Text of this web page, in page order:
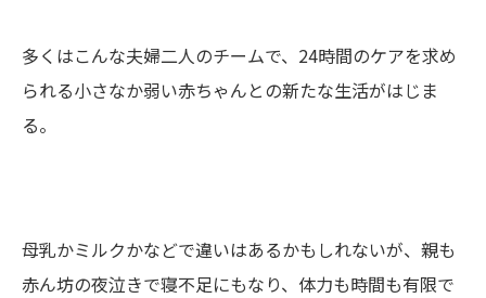
多くはこんな夫婦二人のチームで、24時間のケアを求め
られる小さなか弱い赤ちゃんとの新たな生活がはじま
る。
母乳かミルクかなどで違いはあるかもしれないが、親も
赤ん坊の夜泣きで寝不足にもなり、体力も時間も有限で